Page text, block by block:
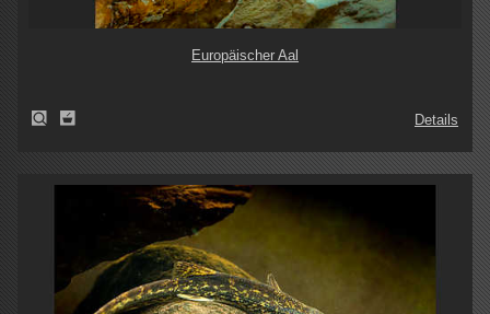
Europäischer Aal
Details